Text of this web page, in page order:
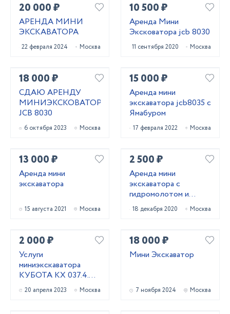
20 000 ₽
АРЕНДА МИНИ
ЭКСКАВАТОРА
22 февраля 2024 Москва
10 500 ₽
Аренда Мини
Эксковатора jcb 8030
11 сентября 2020 Москва
18 000 ₽
СДАЮ АРЕНДУ
МИНИЭКСКОВАТОР
JCB 8030
6 октября 2023 Москва
15 000 ₽
Аренда мини
экскаватора jcb8035 с
Ямабуром
17 февраля 2022 Москва
13 000 ₽
Аренда мини
экскаватора
15 августа 2021 Москва
2 500 ₽
Аренда мини
экскаватора с
гидромолотом и
буром
18 декабря 2020 Москва
2 000 ₽
Услуги
миниэкскаватора
КУБОТА КХ 037.4.
3.7тонн
20 апреля 2023 Москва
18 000 ₽
Мини Экскаватор
7 ноября 2024 Москва